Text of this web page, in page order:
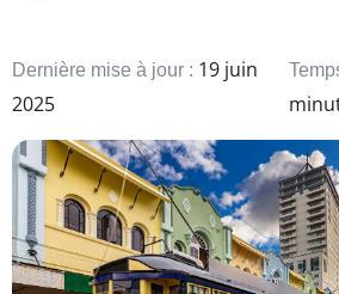
Dernière mise à jour : 19 juin
2025